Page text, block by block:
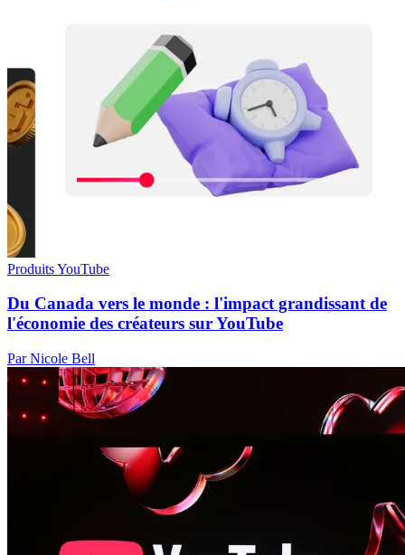
Produits YouTube
Du Canada vers le monde : l'impact grandissant de
l'économie des créateurs sur YouTube
Par Nicole Bell